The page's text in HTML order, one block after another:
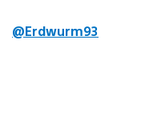
@Erdwurm93